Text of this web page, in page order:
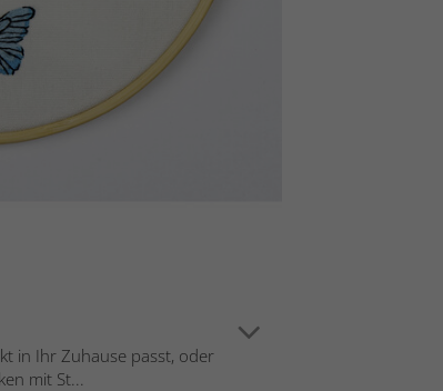
in Ihr Zuhause passt, oder
mit St...